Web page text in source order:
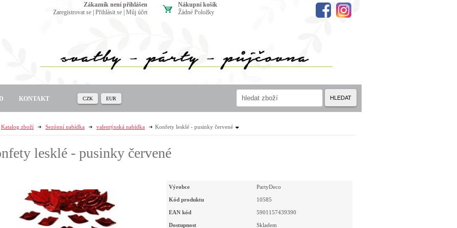
Katalog zboží Sezónní nabídka valentýnská nabídka Konfety lesklé - pusinky červené
lesklé - pusinky červené
Výrobce PartyDeco
Kód produktu 10585
EAN kód 5901157439390
Dostupnost Skladem
Nákupní košík
Žádné Položky
zákazník není přihlášen
Zaregistrovat se Přihlásit se Můj účet
KONTAKT CZK EUR HLEDAT